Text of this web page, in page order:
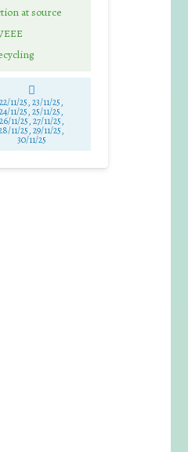
at source
22/11/25,23/11/25,
24/11/25,25/11/25,
26/11/25,27/11/25,
11/25,29/11/25,
30/11/25